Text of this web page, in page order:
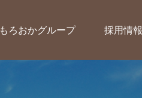
もろおかグループ 採用情報